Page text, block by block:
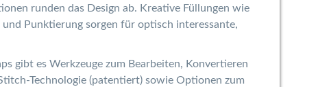
runden das Design ab. Kreative Füllungen wie
Punktierung sorgen für optisch interessante,
gibt es Werkzeuge zum Bearbeiten, Konvertieren
Technologie (patentiert) sowie Optionen zum